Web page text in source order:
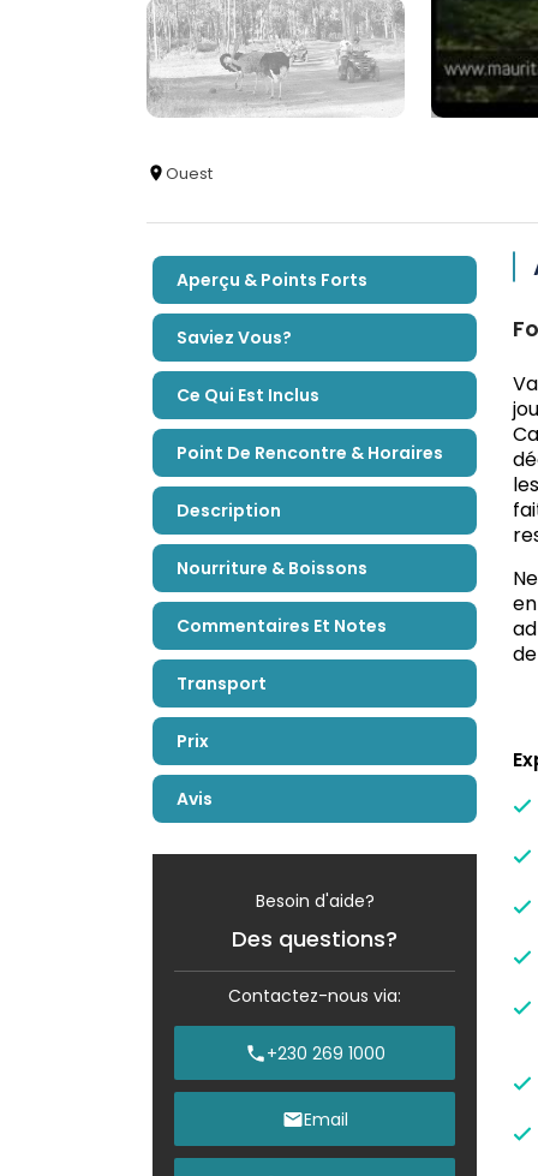
Ouest
Aperçu & Points Forts
Saviez Vous?
Ce Qui Est Inclus
Point De Rencontre & Horaires
Description
Nourriture & Boissons
Commentaires Et Notes
Transport
Prix
Avis
Besoin d'aide?
Des questions?
Contactez-nous via:
+230 269 1000
Email